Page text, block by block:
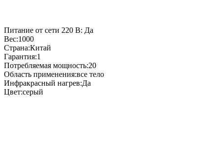
Питание от сети 220 В: Да
Вес:1000
Страна:Китай
Гарантия:1
Потребляемая мощность:20
Область применения:все тело
Инфракрасный нагрев:Да
Цвет:серый